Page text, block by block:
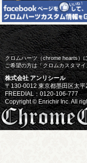
クロムハーツ（chrome hearts）
ご希望の方は「クロムカスタマ
株式会社 アンリシール
〒130-0012 東京都墨田区太
FREEDIAL：0120-106-777
Copyright © Enrichir Inc. All